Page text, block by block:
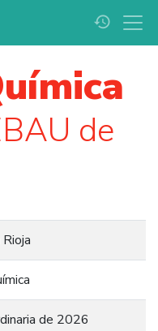
history
de
Rioja
de 2026